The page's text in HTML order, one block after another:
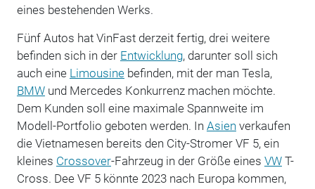
eines bestehenden Werks.
Fünf Autos hat VinFast derzeit fertig, drei weitere
befinden sich in der Entwicklung, darunter soll sich
auch eine Limousinebefinden, mit der man Tesla,
BMWund Mercedes Konkurrenz machen möchte.
Dem Kunden soll eine maximale Spannweite im
Modell-Portfolio geboten werden. In Asien verkaufen
die Vietnamesen bereits den City-Stromer VF 5, ein
kleines Crossover-Fahrzeug in der Größe eines VWT-
Cross. Dee VF 5 könnte 2023 nach Europa kommen,